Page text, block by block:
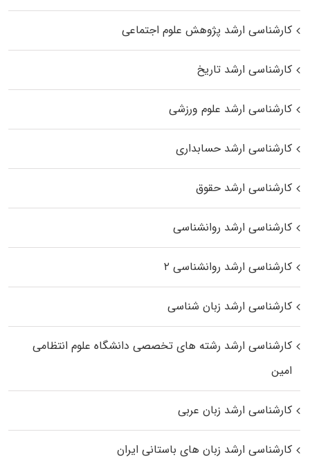
کارشناسی ارشد پژوهش علوم اجتماعی
کارشناسی ارشد تاریخ
کارشناسی ارشد علوم ورزشی
کارشناسی ارشد حسابداری
کارشناسی ارشد حقوق
کارشناسی ارشد روانشناسی
کارشناسی ارشد روانشناسی ۲
کارشناسی ارشد زبان شناسی
کارشناسی ارشد رﺷﺘﻪ ﻫﺎی تخصصی داﻧﺸﮕﺎه ﻋﻠﻮم انتظامی
اﻣﻴﻦ
کارشناسی ارشد زبان عربی
کارشناسی ارشد زبان‌ های باستانی ایران